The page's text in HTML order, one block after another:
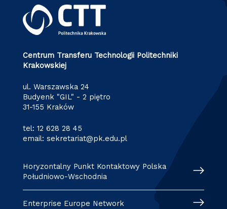
Centrum Transferu Technologii Politechniki
Krakowskiej
ul. Warszawska 24
Budyenk "GIL" - 2 piętro
31-155 Kraków
tel: 12 628 28 45
email: sekretariat@pk.edu.pl
Horyzontalny Punkt Kontaktowy Polska
Południowo-Wschodnia
Enterprise Europe Network